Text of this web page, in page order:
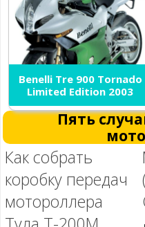
Benelli Tre 900 Tornado
Limited Edition 2003
Пять
Как собрать
коробку передач
мотороллера